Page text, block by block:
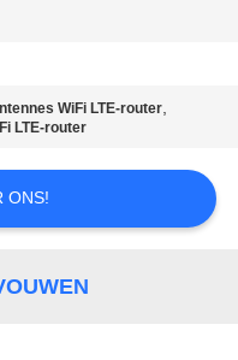
WiFi LTE-router,
LTE-router
ONS!